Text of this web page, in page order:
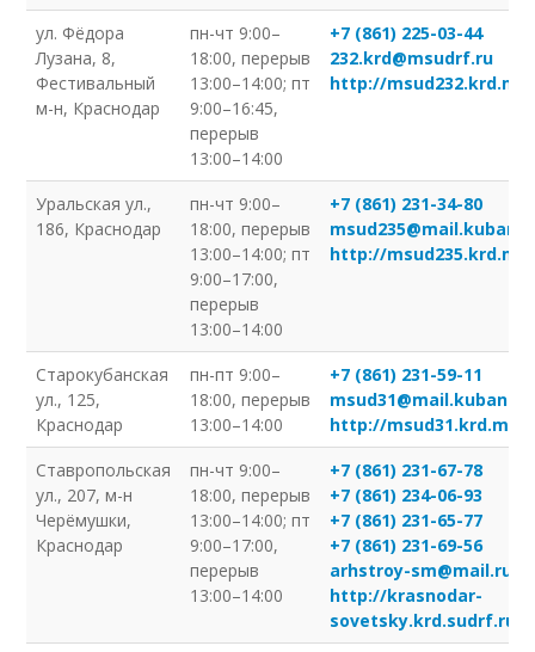
ул. Фёдора
Лузана, 8,
Фестивальный
м-н, Краснодар
пн-чт 9:00–
18:00, перерыв
13:00–14:00; пт
9:00–16:45,
перерыв
13:00–14:00
+7 (861) 225-03-44
232.krd@msudrf.ru
http://
Уральская ул.,
186, Краснодар
пн-чт 9:00–
18:00, перерыв
13:00–14:00; пт
9:00–17:00,
перерыв
13:00–14:00
+7 (861) 231-34-80
http://
Старокубанская
ул., 125,
Краснодар
пн-пт 9:00–
18:00, перерыв
13:00–14:00
+7 (861) 231-59-11
msud31@mail.kuban.ru
http://
Ставропольская
ул., 207, м-н
Черёмушки,
Краснодар
пн-чт 9:00–
18:00, перерыв
13:00–14:00; пт
9:00–17:00,
перерыв
13:00–14:00
+7 (861) 231-67-78
+7 (861) 234-06-93
+7 (861) 231-65-77
+7 (861) 231-69-56
arhstroy-sm@mail.ru
http://krasnodar-
sovetsky.krd.sudrf.ru/